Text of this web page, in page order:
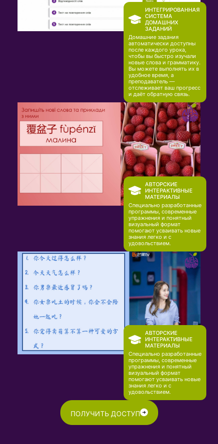
ИНТЕГРИРОВАННАЯ
СИСТЕМА
ДОМАШНИХ
ЗАДАНИЙ
Домашние задания
автоматически доступны
после каждого урока,
чтобы вы быстро изучали
новые слова и грамматику.
Вы можете выполнять их в
удобное время, а
преподаватель —
отслеживает ваш прогресс
и даёт обратную связь.
АВТОРСКИЕ
ИНТЕРАКТИВНЫЕ
МАТЕРИАЛЫ
Специально разработанные
программы, современные
упражнения и понятный
визуальный формат
помогают усваивать новые
знания легко и с
удовольствием.
АВТОРСКИЕ
ИНТЕРАКТИВНЫЕ
МАТЕРИАЛЫ
Специально разработанные
программы, современные
упражнения и понятный
визуальный формат
помогают усваивать новые
знания легко и с
удовольствием.
ПОЛУЧИТЬ ДОСТУП